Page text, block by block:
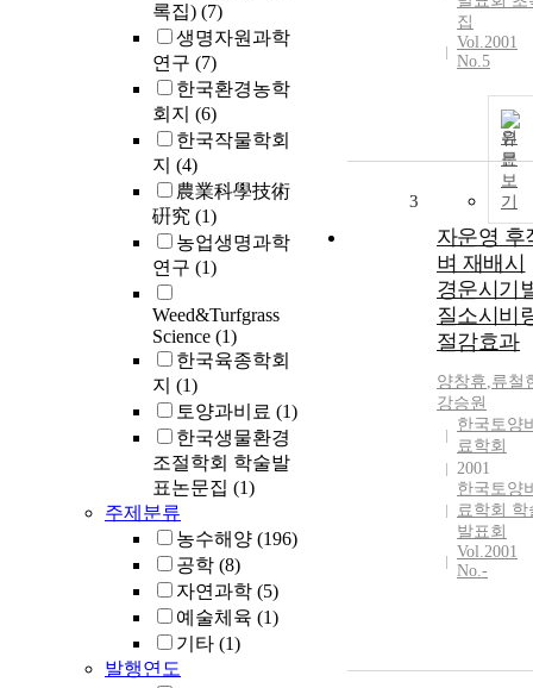
록집) (7)
생명자원과학
연구 (7)
한국환경농학
회지 (6)
한국작물학회
지 (4)
農業科學技術
硏究 (1)
농업생명과학
연구 (1)
Weed&Turfgrass
Science (1)
한국육종학회
지 (1)
토양과비료 (1)
한국생물환경
조절학회 학술발
표논문집 (1)
주제분류
농수해양 (196)
공학 (8)
자연과학 (5)
예술체육 (1)
기타 (1)
발행연도
집
Vol.2001
No.5
원
문
보
기
3
자운영 후
벼 재배시
경운시기
질소시비
절감효과
양창휴,류철
강승원
한국토양
료학회
2001
한국토양
료학회 학
발표회
Vol.2001
No.-